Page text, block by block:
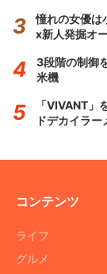
憧れの女優
x新人発掘オ
3段階の制御
米機
「VIVANT
ドデカイラ
コンテンツ
ライフ
グルメ